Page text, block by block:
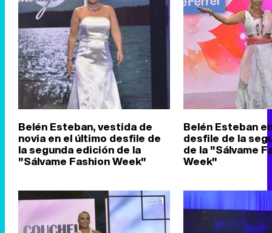
Belén Esteban, vestida de
novia en el último desfile de
la segunda edición de la
"Sálvame Fashion Week"
Belén Esteban
desfile de la
de la "Sálvame
Week"
1